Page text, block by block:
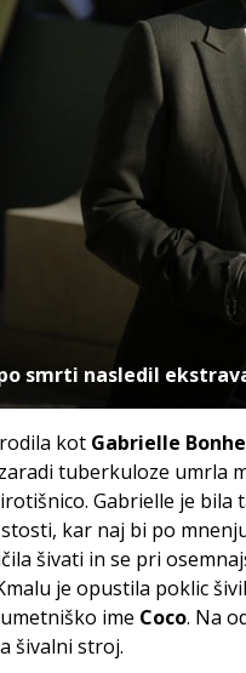
smrti nasledil
kot Gabrielle
tuberkuloze umrla
Gabrielle je
kar naj bi po
šivati in se pri
je opustila poklic
ime Coco. Na
šivalni stroj.